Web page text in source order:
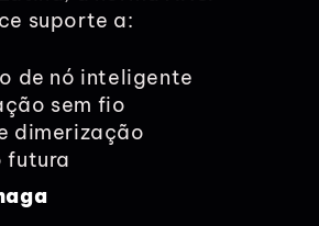
suporte a:
de nó inteligente
sem fio
dimerização
futura